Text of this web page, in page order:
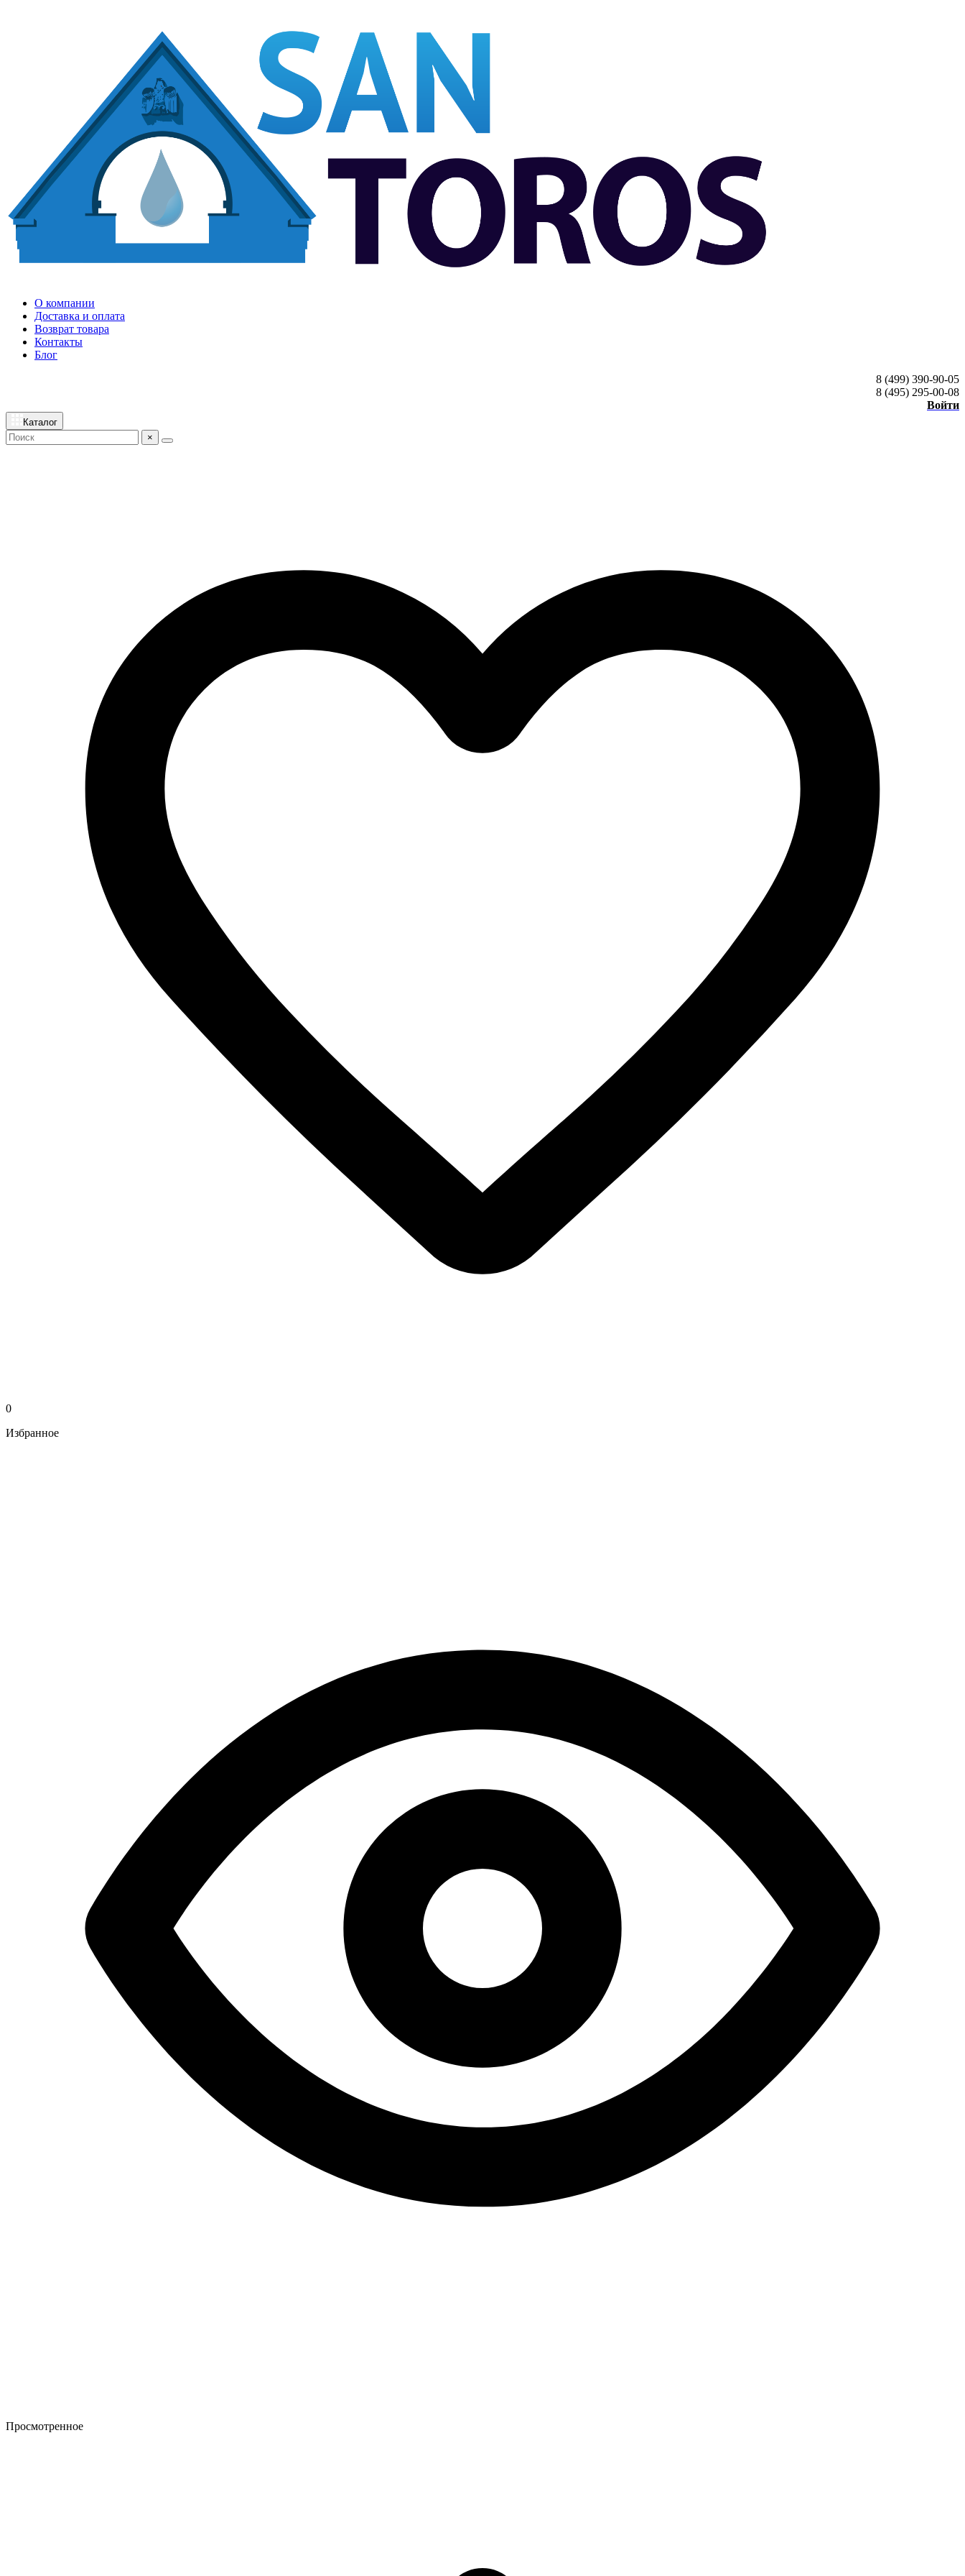
О компании
Доставка и оплата
Возврат товара
Контакты
Блог
8 (499) 390-90-05
8 (495) 295-00-08
Войти
Каталог
×
0
Избранное
Просмотренное